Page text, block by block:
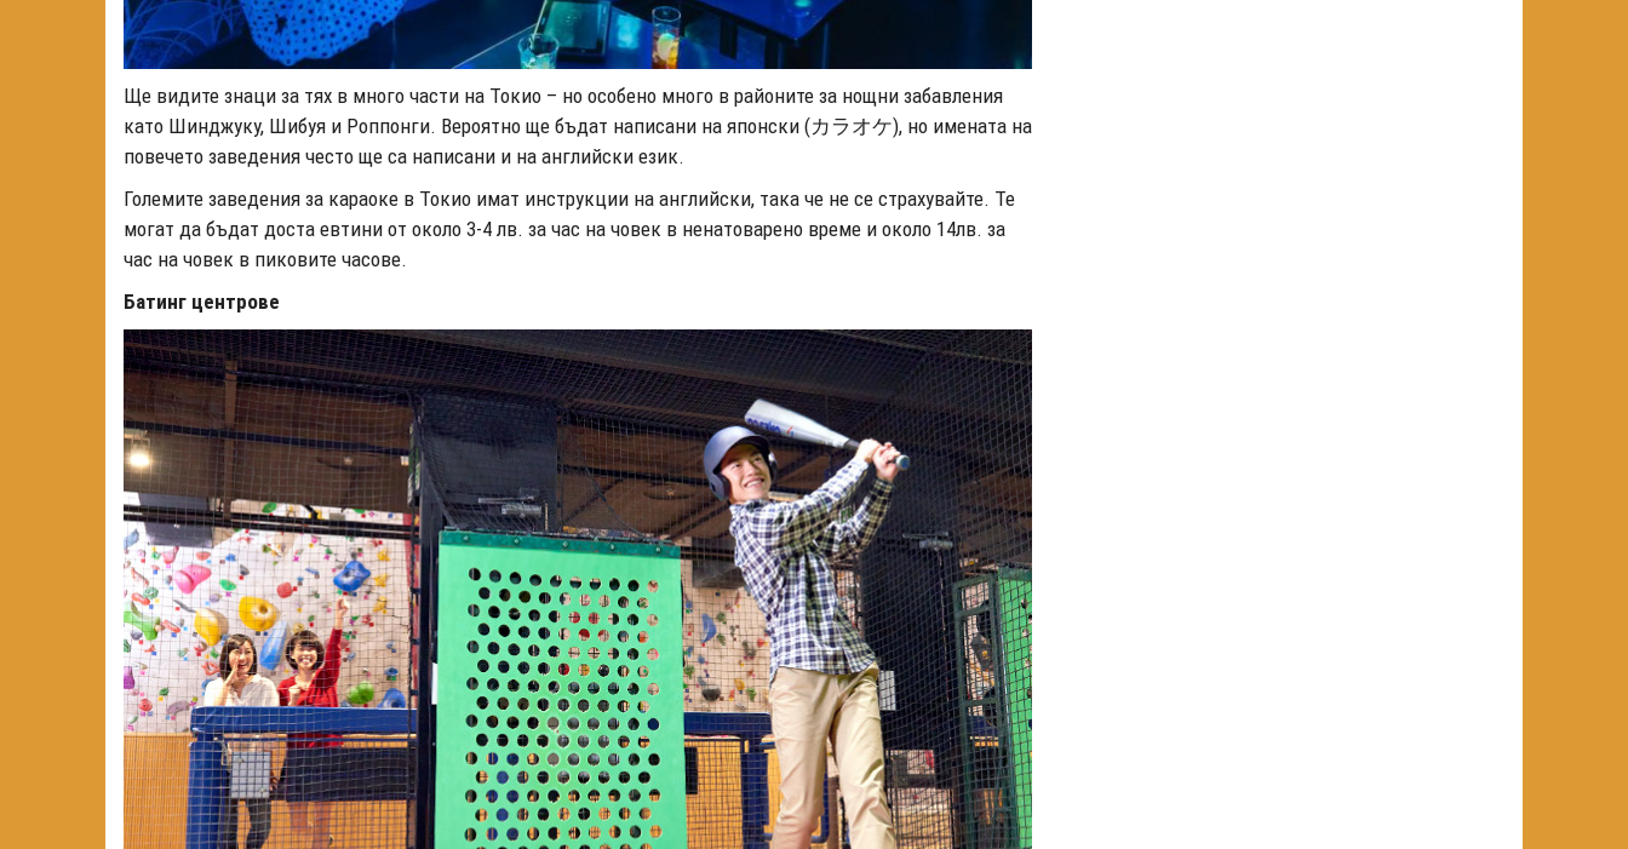
Ще видите знаци за тях в много части на Токио – но особено много в районите за нощни забавления
като Шинджуку, Шибуя и Роппонги. Вероятно ще бъдат написани на японски (カラオケ), но имената на
повечето заведения често ще са написани и на английски език.
Големите заведения за караоке в Токио имат инструкции на английски, така че не се страхувайте. Те
могат да бъдат доста евтини от около 3-4 лв. за час на човек в ненатоварено време и около 14лв. за
час на човек в пиковите часове.
Батинг центрове